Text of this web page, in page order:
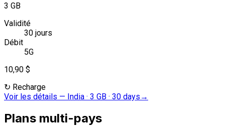
3 GB
Validité
30 jours
Débit
5G
10,90 $
↻ Recharge
Voir les détails — India · 3 GB · 30 days →
Plans multi-pays